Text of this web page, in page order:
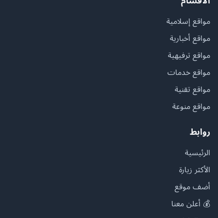
مواقع إسلامية
مواقع أخبارية
مواقع ترفيهية
مواقع خدمات
مواقع تقنية
مواقع منوعة
روابط
الرئيسية
الأكثر زيارة
أضف موقع
💰 أعلن معنا